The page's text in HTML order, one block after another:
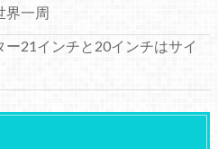
一周
ー21インチと20インチはサイ